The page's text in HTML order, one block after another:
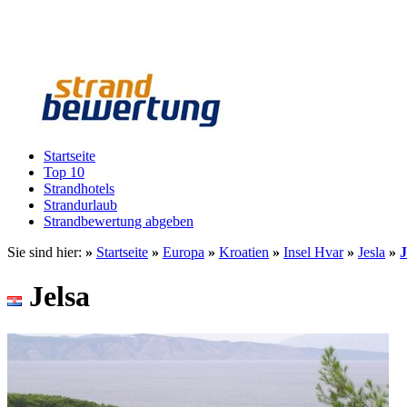
Startseite
Top 10
Strandhotels
Strandurlaub
Strandbewertung abgeben
Sie sind hier: » Startseite » Europa » Kroatien » Insel Hvar » Jesla »
Jelsa